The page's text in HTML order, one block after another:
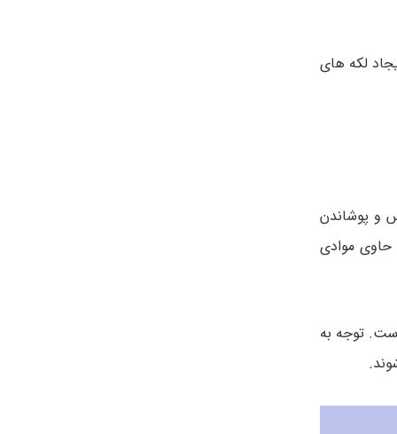
لکه های
و پوشاندن
حاوی موادی
و سپس بیرون ریختن آن است. توجه به